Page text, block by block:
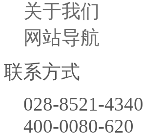
关于我们
网站导航
联系方式
028-8521-4340
400-0080-620